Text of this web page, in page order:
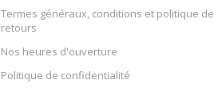
Termes généraux, conditions et politique de
retours
Nos heures d'ouverture
Politique de confidentialité